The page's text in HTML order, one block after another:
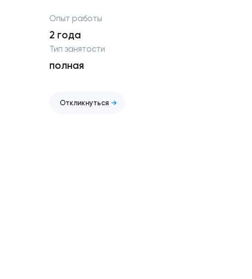
Опыт работы
2 года
Тип занятости
полная
Откликнуться